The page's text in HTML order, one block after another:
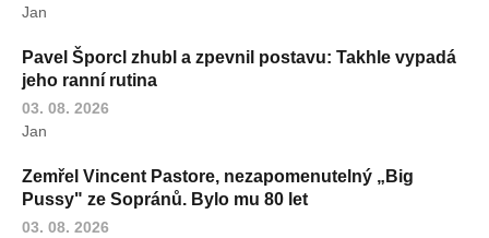
Jan
Pavel Šporcl zhubl a zpevnil postavu: Takhle vypadá
jeho ranní rutina
03. 08. 2026
Jan
Zemřel Vincent Pastore, nezapomenutelný „Big
Pussy" ze Sopránů. Bylo mu 80 let
03. 08. 2026